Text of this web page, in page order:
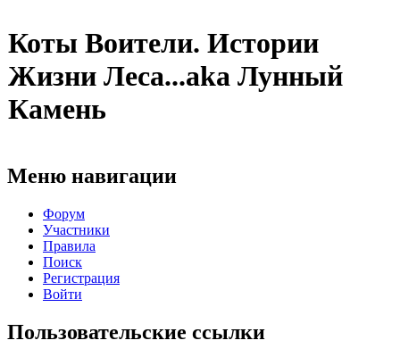
Коты Воители. Истории
Жизни Леса...aka Лунный
Камень
Меню навигации
Форум
Участники
Правила
Поиск
Регистрация
Войти
Пользовательские ссылки